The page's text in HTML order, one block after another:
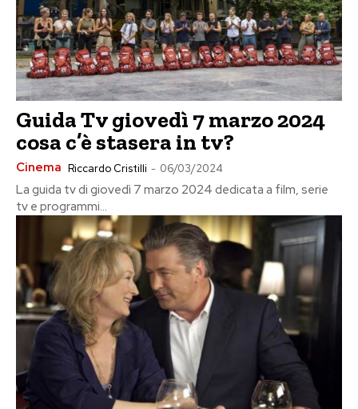
Guida Tv giovedì 7 marzo 2024
cosa c’è stasera in tv?
Cinema Riccardo Cristilli - 06/03/2024
La guida tv di giovedì 7 marzo 2024 dedicata a film, serie
tv e programmi...